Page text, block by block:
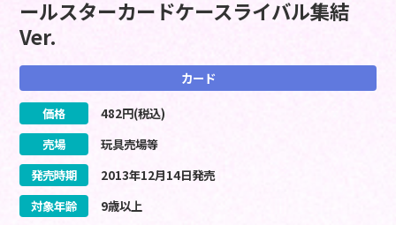
ールスターカードケースライバル集結
Ver.
カード
価格 482円(税込)
売場
玩具売場等
発売時期
2013年12月14日発売
対象年齢
9歳以上